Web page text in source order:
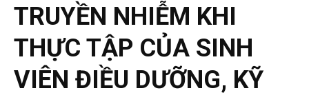
TRUYỀN NHIỄM KHI
THỰC TẬP CỦA SINH
VIÊN ĐIỀU DƯỠNG, KỸ